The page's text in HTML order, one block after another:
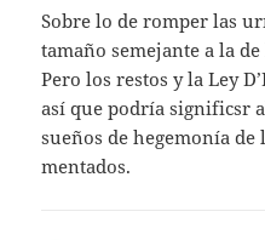
Sobre lo de romper las
tamaño semejante a la
Pero los restos y la Ley
así que podría significsr
sueños de hegemonía de
mentados.